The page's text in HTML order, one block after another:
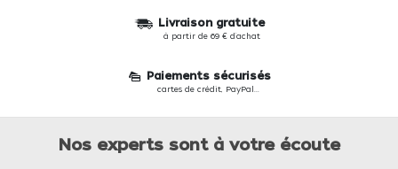
Livraison gratuite
à partir de 69 € d'achat
Paiements sécurisés
cartes de crédit, PayPal...
Nos experts sont à votre écoute